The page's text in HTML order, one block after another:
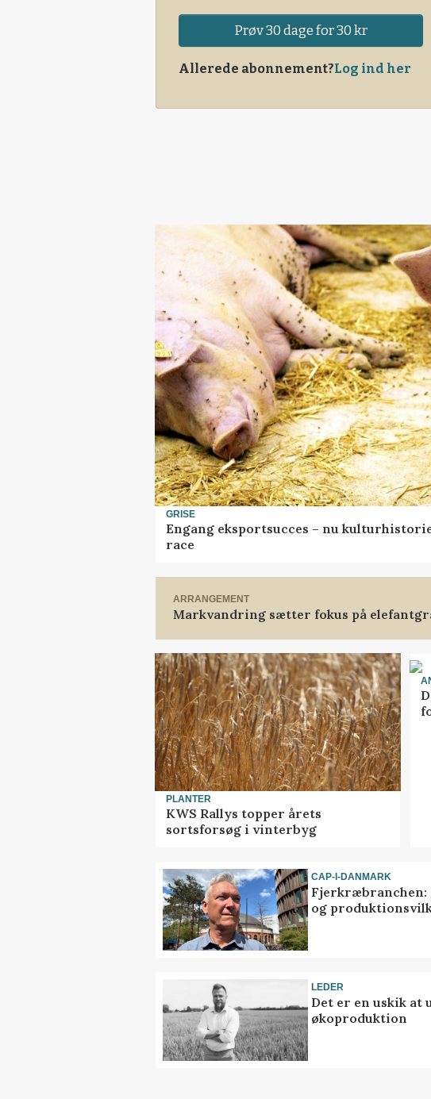
Prøv 30 dage for 30 kr
Allerede abonnement?Log ind her
GRISE
Engang eksportsucces – nu
race
ARRANGEMENT
Markvandring sætter fokus på
PLANTER
KWS Rallys topper årets
sortsforsøg i vinterbyg
CAP-I-DANMARK
Fjerkræbranchen:
og
LEDER
Det er en uskik at
økoproduktion